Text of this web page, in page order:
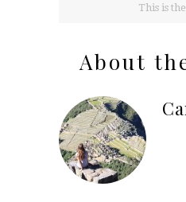
This is
About